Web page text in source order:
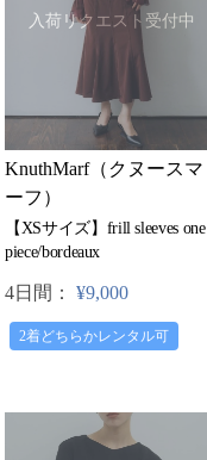
入荷リクエスト受付中
KnuthMarf（クヌースマ
ーフ）
【XSサイズ】frill sleeves one
piece/bordeaux
4日間： ¥9,000
2着どちらかレンタル可